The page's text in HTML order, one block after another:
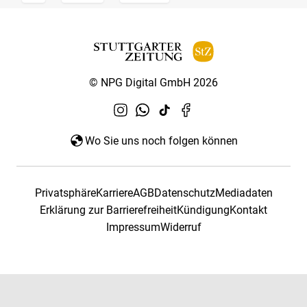
© NPG Digital GmbH 2026
Wo Sie uns noch folgen können
PrivatsphäreKarriereAGBDatenschutzMediadaten
Erklärung zur BarrierefreiheitKündigungKontakt
ImpressumWiderruf